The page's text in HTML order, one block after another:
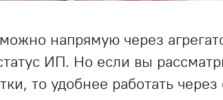
напрямую через
ИП. Но если вы
то удобнее работать